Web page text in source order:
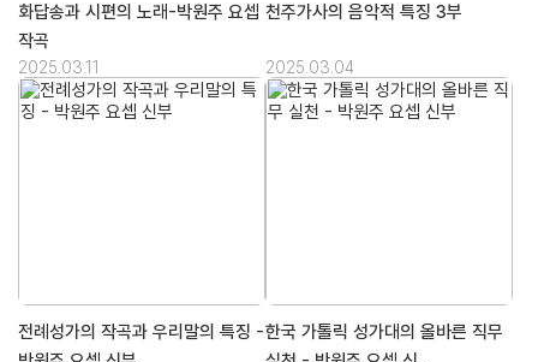
화답송과 시편의 노래-박원주 요셉
작곡
2025.03.11
천주가사의 음악적 특징 3부
2025.03.04
전례성가의 작곡과 우리말의 특징 -한국 가톨릭 성가대의 올바른 직무